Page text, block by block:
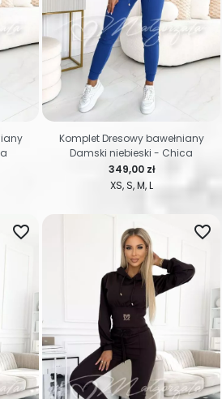
XS S M L
Cena
349,00 zł
Komplet Dresowy bawełniany
Damski niebieski - Chica
favorite_border favorite_border